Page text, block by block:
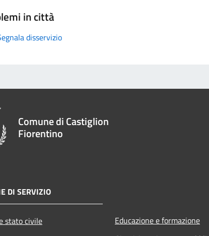
in città
disservizio
Comune di Castiglion
Fiorentino
DI SERVIZIO
stato civile
Educazione e formazione